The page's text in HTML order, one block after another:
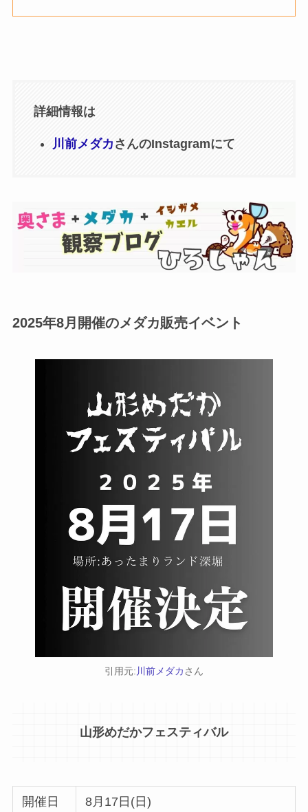
詳細情報は
川前メダカ さんのInstagramにて
2025年8月開催のメダカ販売イベント
引用元:川前メダカ さん
山形めだかフェスティバル
開催日 8月17日(日)